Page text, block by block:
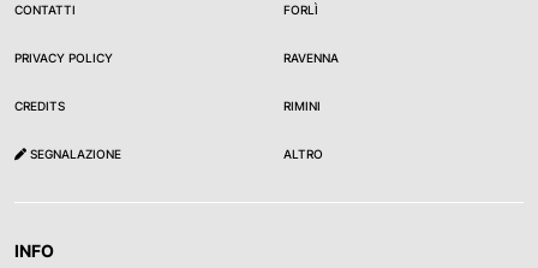
CONTATTI
PRIVACY POLICY
CREDITS
SEGNALAZIONE
FORLÌ
RAVENNA
RIMINI
ALTRO
INFO